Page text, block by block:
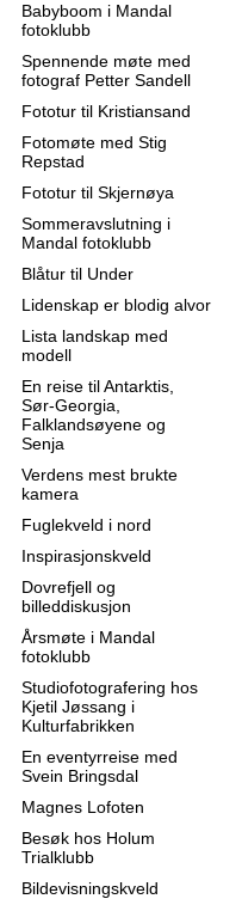
Babyboom i Mandal
fotoklubb
Spennende møte med
fotograf Petter Sandell
Fototur til Kristiansand
Fotomøte med Stig
Repstad
Fototur til Skjernøya
Sommeravslutning i
Mandal fotoklubb
Blåtur til Under
Lidenskap er blodig alvor
Lista landskap med
modell
En reise til Antarktis,
Sør-Georgia,
Falklandsøyene og
Senja
Verdens mest brukte
kamera
Fuglekveld i nord
Inspirasjonskveld
Dovrefjell og
billeddiskusjon
Årsmøte i Mandal
fotoklubb
Studiofotografering hos
Kjetil Jøssang i
Kulturfabrikken
En eventyrreise med
Svein Bringsdal
Magnes Lofoten
Besøk hos Holum
Trialklubb
Bildevisningskveld